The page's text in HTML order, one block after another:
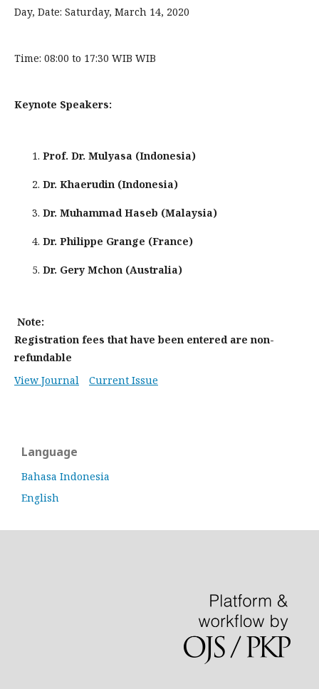
Day, Date: Saturday, March 14, 2020
Time: 08:00 to 17:30 WIB WIB
Keynote Speakers:
Prof. Dr. Mulyasa (Indonesia)
Dr. Khaerudin (Indonesia)
Dr. Muhammad Haseb (Malaysia)
Dr. Philippe Grange (France)
Dr. Gery Mchon (Australia)
Note:
Registration fees that have been entered are non-
refundable
View Journal
Current Issue
Language
Bahasa Indonesia
English